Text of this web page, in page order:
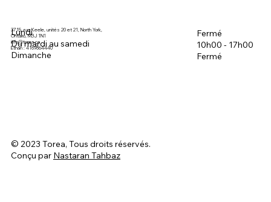
3715, rue Keele, unités 20 et 21, North York,
Ontario, M3J 1N1
info@torea.ca
Ethan : 4169864440
Lundi
Du mardi au samedi
Dimanche
Fermé
10h00 - 17h00
Fermé
© 2023 Torea, Tous droits réservés.
Conçu par Nastaran Tahbaz